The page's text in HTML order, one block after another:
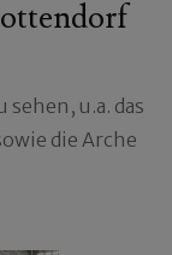
sehen, u.a. das
die Arche